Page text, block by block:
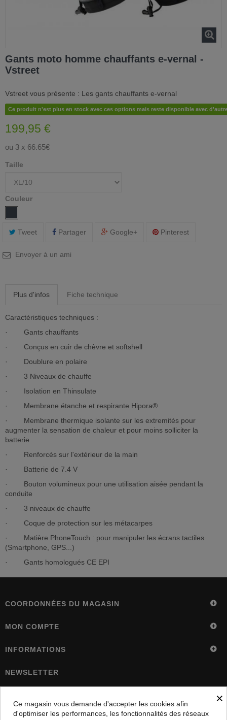
Gants moto homme chauffants e-vernal -
Vstreet
Vstreet vous présente : Les gants chauffants e-vernal
Ce produit n'est plus en stock avec ces options mais reste disponible avec
199,95 €
ou 3 x 66.65€
Taille
Couleur
Tweet Partager Google+ Pinterest
Envoyer à un ami
Plus d'infos Fiche technique
Caractéristiques techniques :
· Gants chauffants
· Conçus en cuir de chèvre et softshell
· Doublure en polaire
· 3 Niveaux de chauffe
· Isolation en Thinsulate
· Membrane étanche et respirante Hipora®
· Membrane thermique isolante sur les extremités pour
augmenter la sensation de chaleur et pour moins solliciter la
batterie
· Renforcés sur l'extérieur de la main
· Batterie de 7.4 V
· Bouton volumineux pour une utilisation aisée pendant la
conduite
· 3 niveaux de chauffe
· Coque de protection sur les métacarpes
· Matière PhoneTouch : pour manipuler les écrans tactiles
(Smartphone, GPS...)
· Gants homologués CE EPI
COORDONNÉES DU MAGASIN
MON COMPTE
INFORMATIONS
NEWSLETTER
Inscrivez vous et recevez5%sur votre commande
×
Ce magasin vous demande d'accepter les cookies afin
d'optimiser les performances, les fonctionnalités des réseaux